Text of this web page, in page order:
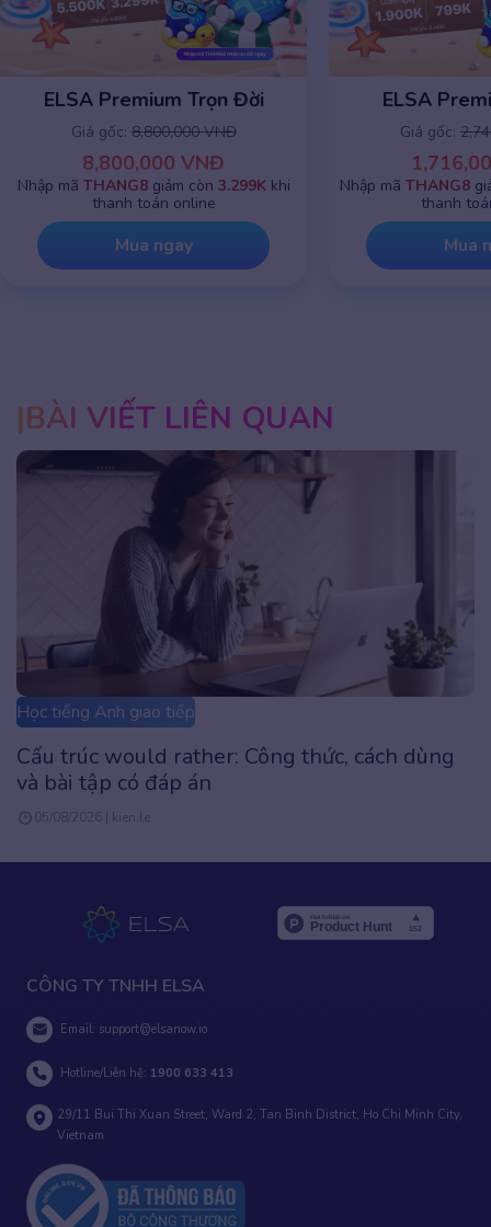
ELSA Premium 1 năm
Giá gốc: 2,745,000 VNĐ
1,716,000 VNĐ
Nhập mãTHANG8giảm chỉ còn799K khi
thanh toán online
Mua ngay
ELSA
Giá gốc:
Nhập mãTHANG8
thanh
Mua
BÀI VIẾT LIÊN QUAN
Học tiếng Anh giao tiếp
Cấu trúc The Last Time là gì? Công thức, Cách
dùng & Bài tập chi tiết
05/08/2026 | kien.le
CÔNG TY TNHH ELSA
Email: support@elsanow.io
Hotline/Liên hệ: 1900 633 413
29/11 Bui Thi Xuan Street, Ward 2, Tan Binh District, Ho Chi Minh City,
Vietnam